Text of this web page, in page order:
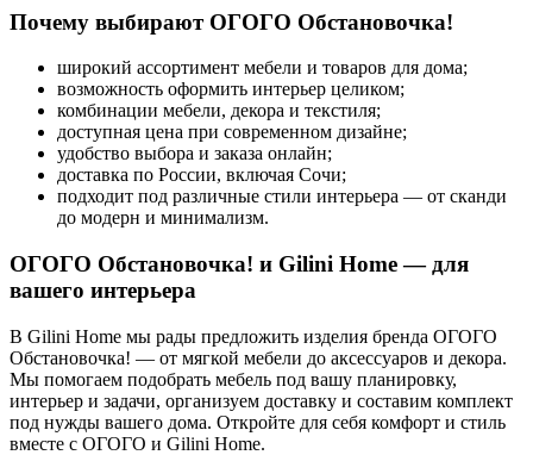
Почему выбирают ОГОГО Обстановочка!
широкий ассортимент мебели и товаров для дома;
возможность оформить интерьер целиком;
комбинации мебели, декора и текстиля;
доступная цена при современном дизайне;
удобство выбора и заказа онлайн;
доставка по России, включая Сочи;
подходит под различные стили интерьера — от сканди
до модерн и минимализм.
ОГОГО Обстановочка! и Gilini Home — для
вашего интерьера
В Gilini Home мы рады предложить изделия бренда ОГОГО
Обстановочка! — от мягкой мебели до аксессуаров и декора.
Мы помогаем подобрать мебель под вашу планировку,
интерьер и задачи, организуем доставку и составим комплект
под нужды вашего дома. Откройте для себя комфорт и стиль
вместе с ОГОГО и Gilini Home.